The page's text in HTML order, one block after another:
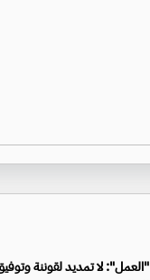
"العمل": لا تمديد لقوننة وتوفيق